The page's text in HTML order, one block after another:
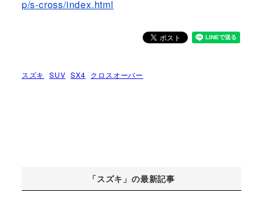
p/s-cross/index.html
スズキ SUV SX4 クロスオーバー
「スズキ」の最新記事